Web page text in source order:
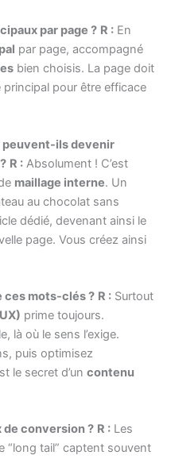
par page ? R : En
par page, accompagné
bien choisis. La page doit
pour être efficace
peuvent-ils devenir
R : Absolument ! C’est
maillage interne. Un
au chocolat sans
dédié, devenant ainsi le
page. Vous créez ainsi
ces mots-clés ? R : Surtout
prime toujours.
là où le sens l’exige.
puis optimisez
le secret d’un contenu
de conversion ? R : Les
“long tail” captent souvent